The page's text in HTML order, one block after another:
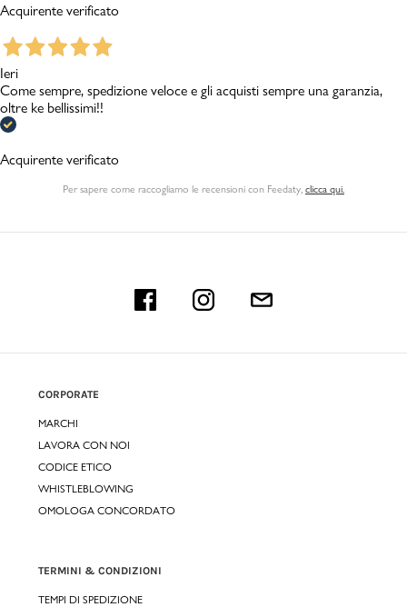
Acquirente verificato
Ieri
Come sempre, spedizione veloce e gli acquisti sempre una garanzia,
oltre ke bellissimi!!
Acquirente verificato
Per sapere come raccogliamo le recensioni con Feedaty, clicca qui.
CORPORATE
MARCHI
LAVORA CON NOI
CODICE ETICO
WHISTLEBLOWING
OMOLOGA CONCORDATO
TERMINI & CONDIZIONI
TEMPI DI SPEDIZIONE